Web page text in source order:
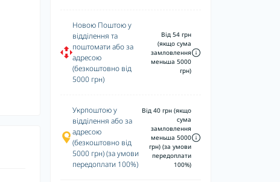
Новою Поштою у
відділення та
поштомати або за
адресою
(безкоштовно від
5000 грн)
Від 54 грн
(якщо сума
замловлення
меньша 5000
грн)
Укрпоштою у
відділення або за
адресою
(безкоштовно від
5000 грн) (за умови
передоплати 100%)
Від 40 грн (якщо
сума
замловлення
меньша 5000
грн) (за умови
передоплати
100%)